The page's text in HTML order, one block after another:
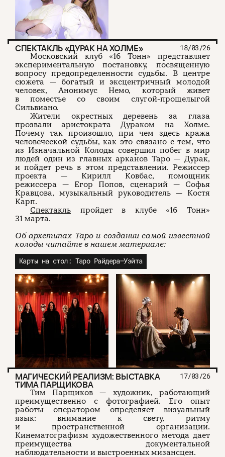
СПЕКТАКЛЬ «ДУРАК НА ХОЛМЕ» 18/03/26
Московский клуб «16 Тонн» представляет
экспериментальную постановку, посвященную
вопросу предопределенности судьбы. В центре
сюжета — богатый и эксцентричный молодой
человек, Анонимус Немо, который живет
в поместье со своим слугой-прощелыгой
Сильвиано.
Жители окрестных деревень за глаза
прозвали аристократа Дураком на Холме.
Почему так произошло, при чем здесь кража
человеческой судьбы, как это связано с тем, что
из Изначальной Колоды совершил побег в мир
людей один из главных арканов Таро — Дурак,
и пойдет речь в этом представлении. Режиссер
проекта — Кирилл Ковбас, помощник
режиссера — Егор Попов, сценарий — Софья
Кравцова, музыкальный руководитель — Костя
Карп.
Спектакль пройдет в клубе «16 Тонн»
31 марта.
Об архетипах Таро и создании самой известной
колоды читайте в нашем материале:
Карты на стол: Таро Райдера–Уэйта
МАГИЧЕСКИЙ РЕАЛИЗМ: ВЫСТАВКА
ТИМА ПАРЩИКОВА
17/03/26
Тим Парщиков — художник, работающий
преимущественно с фотографией. Его опыт
работы оператором определяет визуальный
язык: внимание к свету, ритму
и пространственной организации.
Кинематографизм художественного метода дает
преимущества документальной
наблюдательности и выстроенных мизансцен.